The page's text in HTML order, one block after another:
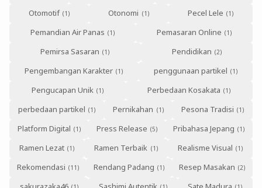
Otomotif
Otonomi
Pecel Lele
Pemandian Air Panas
Pemasaran Online
Pemirsa Sasaran
Pendidikan
Pengembangan Karakter
penggunaan partikel
Pengucapan Unik
Perbedaan Kosakata
perbedaan partikel
Pernikahan
Pesona Tradisi
Platform Digital
Press Release
Pribahasa Jepang
Ramen Lezat
Ramen Terbaik
Realisme Visual
Rekomendasi
Rendang Padang
Resep Masakan